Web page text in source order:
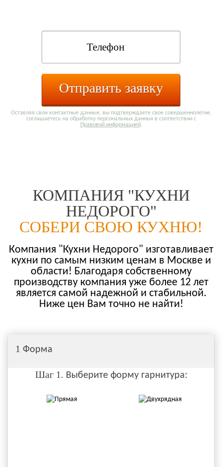
Отправить заявку
Оставляя свои контактные данные, вы подтверждаете свое совершеннолетие,
соглашаетесь на обработку персональных данных в соответствии с
Правовой информацией.
КОМПАНИЯ "КУХНИ
НЕДОРОГО"
СОБЕРИ СВОЮ КУХНЮ!
Компания "Кухни Недорого" изготавливает
кухни по самым низким ценам в Москве и
области! Благодаря собственному
производству компания уже более 12 лет
является самой надежной и стабильной.
Ниже цен Вам точно не найти!
1 Форма
Шаг 1. Выберите форму гарнитура: